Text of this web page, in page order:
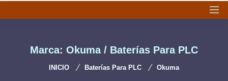
Marca: Okuma / Baterías Para PLC
INICIO Baterías Para PLC Okuma